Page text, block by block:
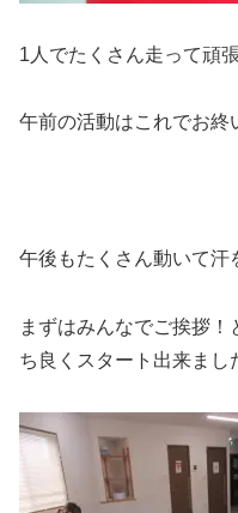
1人でたくさん走って頑
午前の活動はこれでお終
午後もたくさん動いて汗
まずはみんなでご挨拶
ち良くスタート出来まし